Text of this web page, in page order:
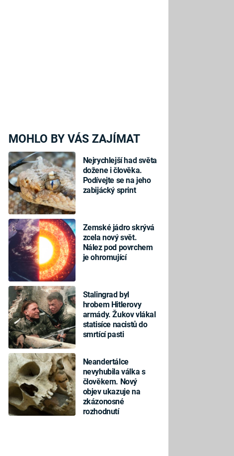
MOHLO BY VÁS ZAJÍMAT
Nejrychlejší had světa
dožene i člověka.
Podívejte se na jeho
zabijácký sprint
Zemské jádro skrývá
zcela nový svět.
Nález pod povrchem
je ohromující
Stalingrad byl
hrobem Hitlerovy
armády. Žukov vlákal
statisíce nacistů do
smrtící pasti
Neandertálce
nevyhubila válka s
člověkem. Nový
objev ukazuje na
zkázonosné
rozhodnutí